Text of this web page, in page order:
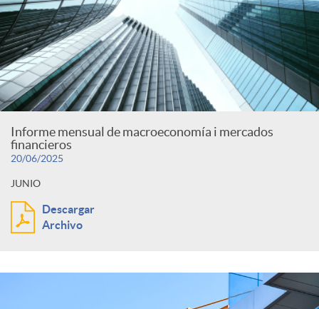
Informe mensual de macroeconomía i mercados
financieros
20/06/2025
JUNIO
Descargar
Archivo